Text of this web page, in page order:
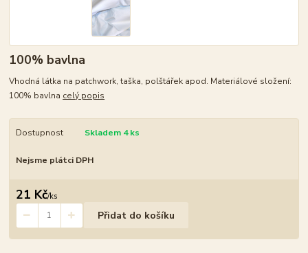
100% bavlna
Vhodná látka na patchwork, taška, polštářek apod. Materiálové složení:
100% bavlna celý popis
Dostupnost Skladem 4 ks
Nejsme plátci DPH
21 Kč/ks
Přidat do košíku